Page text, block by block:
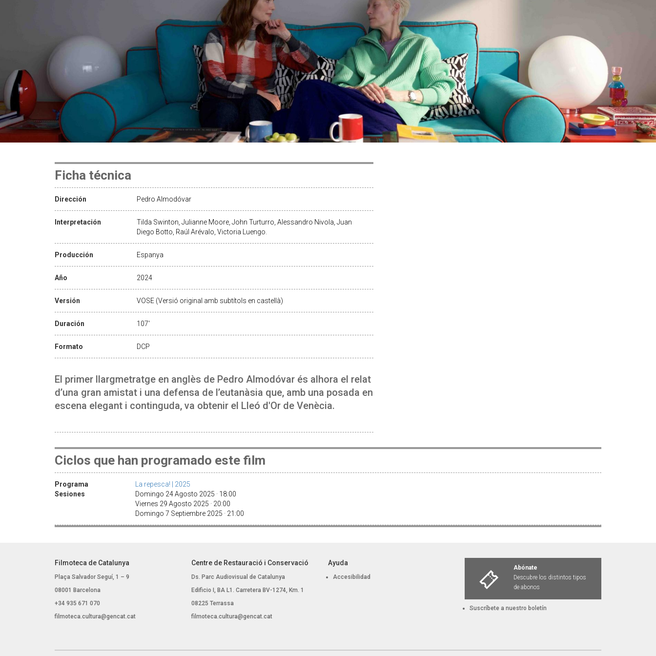
Ficha técnica
Dirección Pedro Almodóvar
Interpretación
Tilda Swinton, Julianne Moore, John Turturro, Alessandro Nivola, Juan
Diego Botto, Raúl Arévalo, Victoria Luengo.
Producción Espanya
Año 2024
Versión VOSE (Versió original amb subtítols en castellà)
Duración 107'
Formato DCP
El primer llargmetratge en anglès de Pedro Almodóvar és alhora el relat
d’una gran amistat i una defensa de l’eutanàsia que, amb una posada en
escena elegant i continguda, va obtenir el Lleó d'Or de Venècia.
Ciclos que han programado este film
Programa
La repesca! | 2025
Sesiones
Domingo 24 Agosto 2025 · 18:00
Viernes 29 Agosto 2025 · 20:00
Domingo 7 Septiembre 2025 · 21:00
Filmoteca de Catalunya
Plaça Salvador Seguí, 1 – 9
08001 Barcelona
+34 935 671 070
filmoteca.cultura@gencat.cat
Centre de Restauració i Conservació
Ds. Parc Audiovisual de Catalunya
Edificio I, BA L1. Carretera BV-1274, Km. 1
08225 Terrassa
filmoteca.cultura@gencat.cat
Ayuda
Accesibilidad
Abónate
Descubre los distintos tipos
de abonos
Suscríbete a nuestro boletín